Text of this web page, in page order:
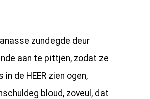
zundegde deur
aan te pittjen, zodat ze
de HEER zien ogen,
bloud, zoveul, dat